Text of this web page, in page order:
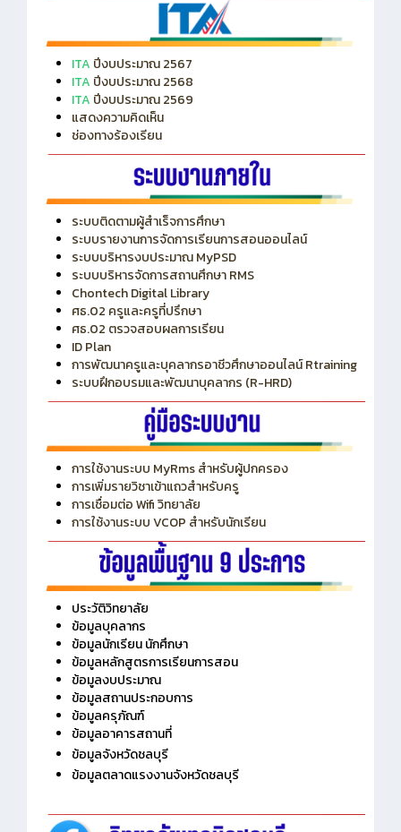
ITA ปีงบประมาณ 2567
ITA ปีงบประมาณ 2568
ITA ปีงบประมาณ 2569
แสดงความคิดเห็น
ช่องทางร้องเรียน
ระบบติดตามผู้สำเร็จการศึกษา
ระบบรายงานการจัดการเรียนการสอนออนไลน์
ระบบบริหารงบประมาณ MyPSD
ระบบบริหารจัดการสถานศึกษา RMS
Chontech Digital Library
ศธ.02 ครูและครูที่ปรึกษา
ศธ.02 ตรวจสอบผลการเรียน
ID Plan
การพัฒนาครูและบุคลากรอาชีวศึกษาออนไลน์ Rtraining
ระบบฝึกอบรมและพัฒนาบุคลากร (R-HRD)
การใช้งานระบบ MyRms สำหรับผู้ปกครอง
การเพิ่มรายวิชาเข้าแถวสำหรับครู
การเชื่อมต่อ Wifi วิทยาลัย
การใช้งานระบบ VCOP สำหรับนักเรียน
ประวัติวิทยาลัย
ข้อมูลบุคลากร
ข้อมูลนักเรียน นักศึกษา
ข้อมูลหลักสูตรการเรียนการสอน
ข้อมูลงบประมาณ
ข้อมูลสถานประกอบการ
ข้อมูลครุภัณฑ์
ข้อมูลอาคารสถานที่
ข้อมูลจังหวัดชลบุรี
ข้อมูลตลาดแรงงานจังหวัดชลบุรี